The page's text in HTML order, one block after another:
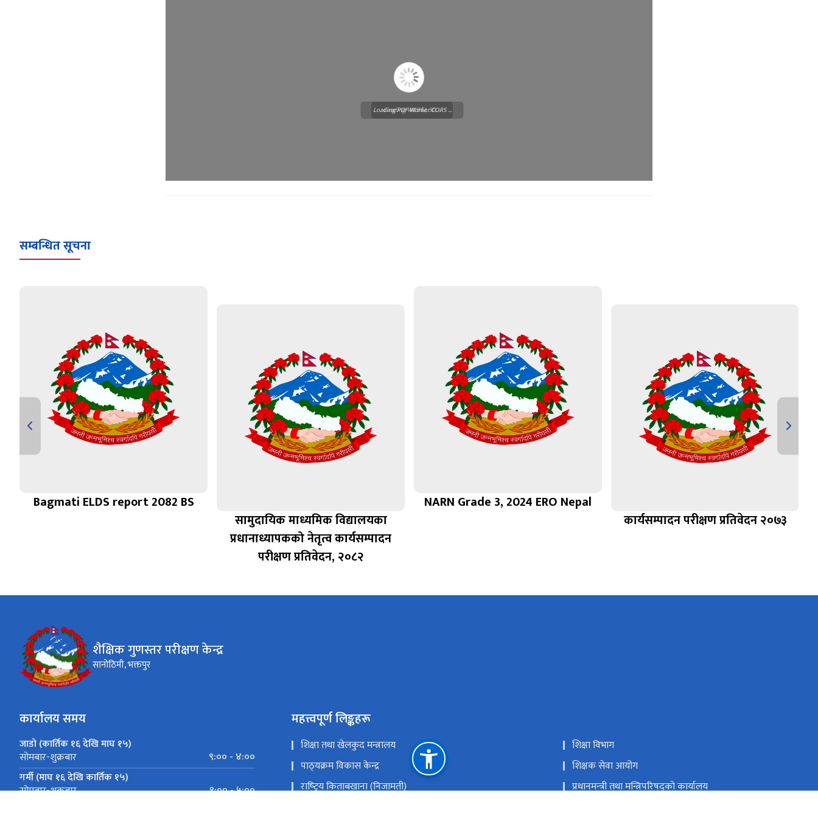
Loading WEBGL 3D ...
Loading PDF Worker CORS ...
सम्बन्धित सूचना
Bagmati ELDS report 2082 BS
सामुदायिक माध्यमिक विद्यालयका
प्रधानाध्यापकको नेतृत्व कार्यसम्पादन
परीक्षण प्रतिवेदन, २०८२
NARN Grade 3, 2024 ERO Nepal
कार्यसम्पादन परीक्षण प्रतिवेदन २०७३
शैक्षिक गुणस्तर परीक्षण केन्द्र
सानोठिमी, भक्तपुर
कार्यालय समय
जाडो (कार्तिक १६ देखि माघ १५)
सोमबार-शुक्रबार
९:०० - ४:००
गर्मी (माघ १६ देखि कार्तिक १५)
सोमबार-शुक्रबार ९:०० - ५:००
महत्त्वपूर्ण लिङ्कहरू
शिक्षा तथा खेलकुद मन्त्रालय
शिक्षा विभाग
पाठ्‍यक्रम विकास केन्द्र
शिक्षक सेवा आयोग
राष्‍ट्रिय किताबखाना (निजामती)
प्रधानमन्‍त्री तथा मन्त्रिपरिषद्को कार्यालय